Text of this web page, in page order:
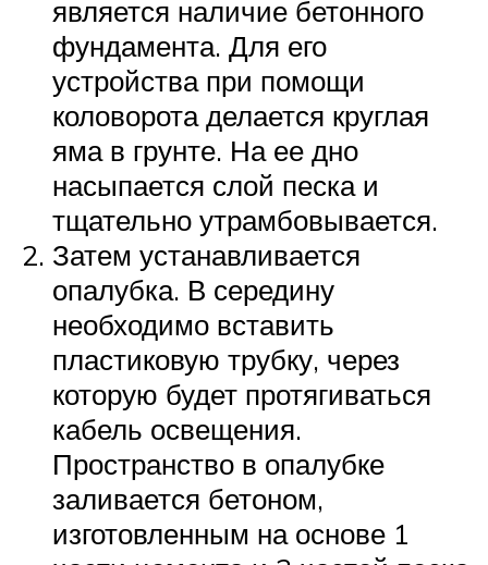
является наличие бетонного
фундамента. Для его
устройства при помощи
коловорота делается круглая
яма в грунте. На ее дно
насыпается слой песка и
тщательно утрамбовывается.
Затем устанавливается
опалубка. В середину
необходимо вставить
пластиковую трубку, через
которую будет протягиваться
кабель освещения.
Пространство в опалубке
заливается бетоном,
изготовленным на основе 1